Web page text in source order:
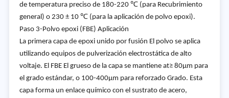
de temperatura preciso de 180-220 ℃ (para Recubrimiento
general) o 230 ± 10 ℃ (para la aplicación de polvo epoxi).
Paso 3-Polvo epoxi (FBE) Aplicación
La primera capa de epoxi unido por fusión El polvo se aplica
utilizando equipos de pulverización electrostática de alto
voltaje. El FBE El grueso de la capa se mantiene at≥ 80μm para
el grado estándar, o 100-400μm para reforzado Grado. Esta
capa forma un enlace químico con el sustrato de acero,